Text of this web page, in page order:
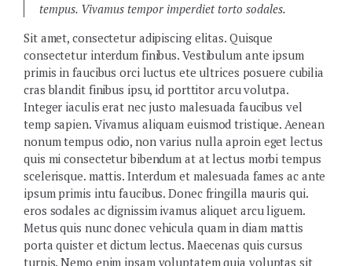
tempus. Vivamus tempor imperdiet torto sodales.
Sit amet, consectetur adipiscing elitas. Quisque
consectetur interdum finibus. Vestibulum ante ipsum
primis in faucibus orci luctus ete ultrices posuere cubilia
cras blandit finibus ipsu, id porttitor arcu volutpa.
Integer iaculis erat nec justo malesuada faucibus vel
temp sapien. Vivamus aliquam euismod tristique. Aenean
nonum tempus odio, non varius nulla aproin eget lectus
quis mi consectetur bibendum at at lectus morbi tempus
scelerisque. mattis. Interdum et malesuada fames ac ante
ipsum primis intu faucibus. Donec fringilla mauris qui.
eros sodales ac dignissim ivamus aliquet arcu liguem.
Metus quis nunc donec vehicula quam in diam mattis
porta quister et dictum lectus. Maecenas quis cursus
turpis. Nemo enim ipsam voluptatem quia voluptas sit